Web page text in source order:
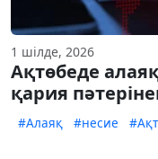
1 шілде, 2026
Ақтөбеде
қария
#Алаяқ #несие